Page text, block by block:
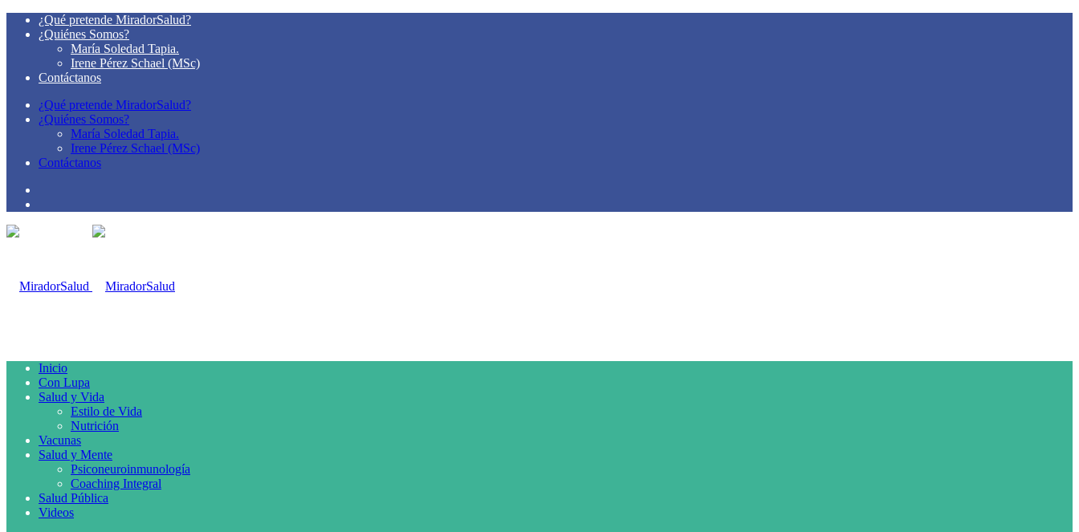
¿Qué pretende MiradorSalud?
¿Quiénes Somos?
María Soledad Tapia.
Irene Pérez Schael (MSc)
Contáctanos
¿Qué pretende MiradorSalud?
¿Quiénes Somos?
María Soledad Tapia.
Irene Pérez Schael (MSc)
Contáctanos
Inicio
Con Lupa
Salud y Vida
Estilo de Vida
Nutrición
Vacunas
Salud y Mente
Psiconeuroinmunología
Coaching Integral
Salud Pública
Videos